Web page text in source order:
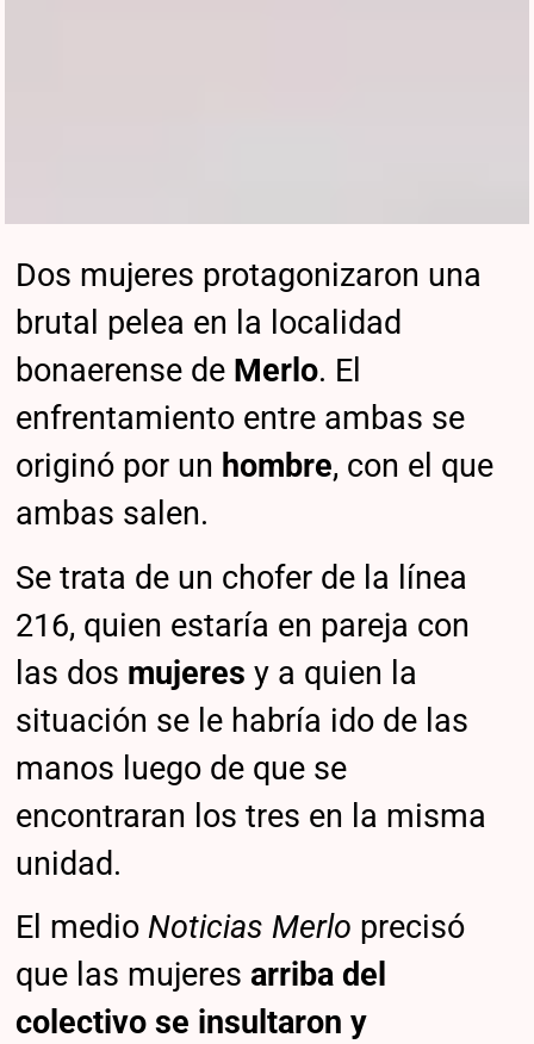
Dos mujeres protagonizaron una
brutal pelea en la localidad
bonaerense de Merlo. El
enfrentamiento entre ambas se
originó por un hombre, con el que
ambas salen.
Se trata de un chofer de la línea
216, quien estaría en pareja con
las dos mujeres y a quien la
situación se le habría ido de las
manos luego de que se
encontraran los tres en la misma
unidad.
El medioNoticias Merlo precisó
que las mujeresarriba del
colectivo se insultaron y